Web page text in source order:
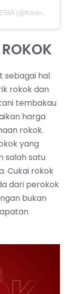
A post shared by FCTC UNTUK INDONESIA (@fctcindonesia)
sebagai hal
rokok dan
tembakau
harga
rokok.
yang
salah satu
Cukai rokok
dari perokok
bukan